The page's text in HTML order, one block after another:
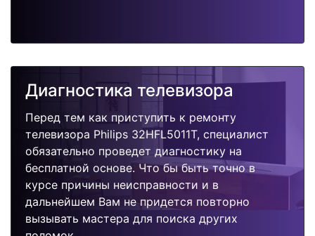
Диагностика телевизора
Перед тем как приступить к ремонту
телевизора Philips 32HFL5011T, специалист
обязательно проведет диагностику на
бесплатной основе. Что бы быть точно в
курсе причины неисправности и в
дальнейшем Вам не придется повторно
вызывать мастера для поиска других